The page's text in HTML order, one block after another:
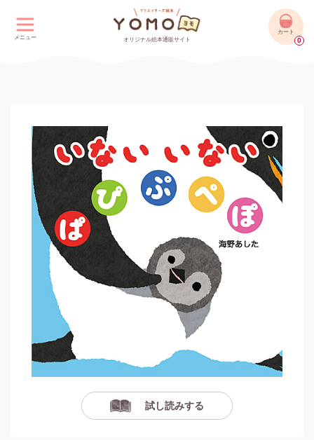
メニュー オリジナル絵本通販サイト
カート
0
試し読みする